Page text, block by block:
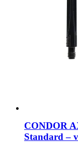
CONDOR
Standard –